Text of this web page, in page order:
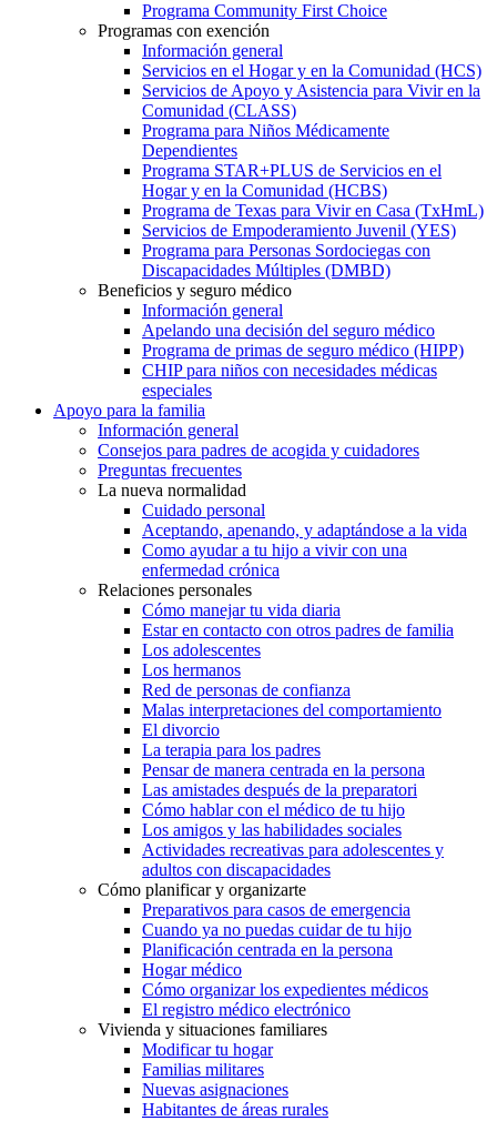
Programa Community First Choice
Programas con exención
Información general
Servicios en el Hogar y en la Comunidad (HCS)
Servicios de Apoyo y Asistencia para Vivir en la
Comunidad (CLASS)
Programa para Niños Médicamente
Dependientes
Programa STAR+PLUS de Servicios en el
Hogar y en la Comunidad (HCBS)
Programa de Texas para Vivir en Casa (TxHmL)
Servicios de Empoderamiento Juvenil (YES)
Programa para Personas Sordociegas con
Discapacidades Múltiples (DMBD)
Beneficios y seguro médico
Información general
Apelando una decisión del seguro médico
Programa de primas de seguro médico (HIPP)
CHIP para niños con necesidades médicas
especiales
Apoyo para la familia
Información general
Consejos para padres de acogida y cuidadores
Preguntas frecuentes
La nueva normalidad
Cuidado personal
Aceptando, apenando, y adaptándose a la vida
Como ayudar a tu hijo a vivir con una
enfermedad crónica
Relaciones personales
Cómo manejar tu vida diaria
Estar en contacto con otros padres de familia
Los adolescentes
Los hermanos
Red de personas de confianza
Malas interpretaciones del comportamiento
El divorcio
La terapia para los padres
Pensar de manera centrada en la persona
Las amistades después de la preparatori
Cómo hablar con el médico de tu hijo
Los amigos y las habilidades sociales
Actividades recreativas para adolescentes y
adultos con discapacidades
Cómo planificar y organizarte
Preparativos para casos de emergencia
Cuando ya no puedas cuidar de tu hijo
Planificación centrada en la persona
Hogar médico
Cómo organizar los expedientes médicos
El registro médico electrónico
Vivienda y situaciones familiares
Modificar tu hogar
Familias militares
Nuevas asignaciones
Habitantes de áreas rurales